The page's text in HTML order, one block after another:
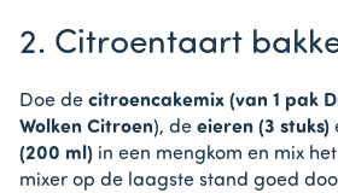
2. Citroentaart
Doe de citroencakemix (van 1 pak
Wolken Citroen), de eieren (3 stuks)
(200 ml) in een mengkom en mix
mixer op de laagste stand goed